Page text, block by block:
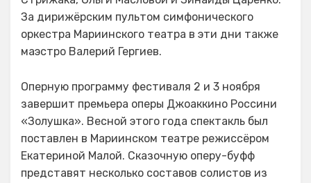
За дирижёрским пультом симфонического
оркестра Мариинского театра в эти дни также
маэстро Валерий Гергиев.
Оперную программу фестиваля 2 и 3 ноября
завершит премьера оперы Джоаккино Россини
«Золушка». Весной этого года спектакль был
поставлен в Мариинском театре режиссёром
Екатериной Малой. Сказочную оперу-буфф
представят несколько составов солистов из